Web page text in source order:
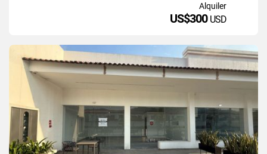
Alquiler
US$300 USD